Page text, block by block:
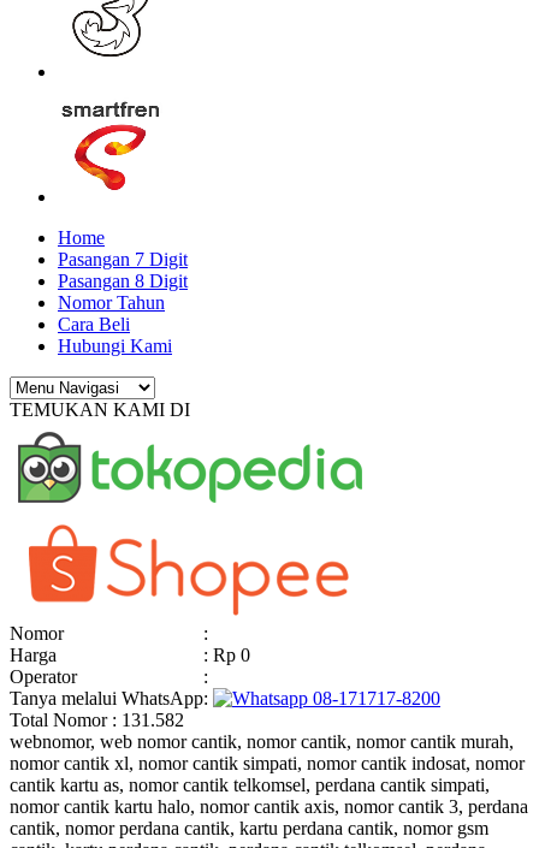
Home
Pasangan 7 Digit
Pasangan 8 Digit
Nomor Tahun
Cara Beli
Hubungi Kami
TEMUKAN KAMI DI
Nomor
:
Harga
: Rp 0
Operator
:
Tanya melalui WhatsApp:
08-171717-8200
Total Nomor : 131.582
webnomor, web nomor cantik, nomor cantik, nomor cantik murah,
nomor cantik xl, nomor cantik simpati, nomor cantik indosat, nomor
cantik kartu as, nomor cantik telkomsel, perdana cantik simpati,
nomor cantik kartu halo, nomor cantik axis, nomor cantik 3, perdana
cantik, nomor perdana cantik, kartu perdana cantik, nomor gsm